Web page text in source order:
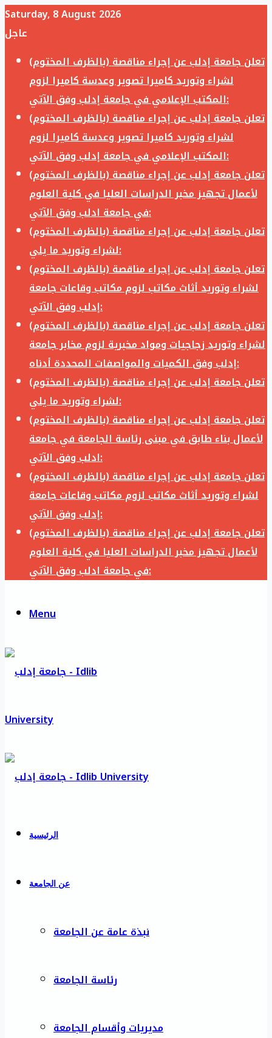
Saturday, 8 August 2026
عاجل
تعلن جامعة إدلب عن إجراء مناقصة (بالظرف المختوم)
لشراء وتوريد كاميرا تصوير وعدسة كاميرا لزوم
المكتب الإعلامي في جامعة إدلب وفق الآتي:
تعلن جامعة إدلب عن إجراء مناقصة (بالظرف المختوم)
لشراء وتوريد كاميرا تصوير وعدسة كاميرا لزوم
المكتب الإعلامي في جامعة إدلب وفق الآتي:
تعلن جامعة إدلب عن إجراء مناقصة (بالظرف المختوم)
لأعمال تجهيز مخبر الدراسات العليا في كلية العلوم
في جامعة ادلب وفق الآتي:
تعلن جامعة إدلب عن إجراء مناقصة (بالظرف المختوم)
لشراء وتوريد ما يلي:
تعلن جامعة إدلب عن إجراء مناقصة (بالظرف المختوم)
لشراء وتوريد أثاث مكاتب لزوم مكاتب وقاعات جامعة
إدلب وفق الآتي:
تعلن جامعة إدلب عن إجراء مناقصة (بالظرف المختوم)
لشراء وتوريد زجاجيات ومواد مخبرية لزوم مخابر جامعة
إدلب وفق الكميات والمواصفات المحددة أدناه:
تعلن جامعة إدلب عن إجراء مناقصة (بالظرف المختوم)
لشراء وتوريد ما يلي:
تعلن جامعة إدلب عن إجراء مناقصة (بالظرف المختوم)
لأعمال بناء طابق في مبنى رئاسة الجامعة في جامعة
ادلب وفق الآتي:
تعلن جامعة إدلب عن إجراء مناقصة (بالظرف المختوم)
لشراء وتوريد أثاث مكاتب لزوم مكاتب وقاعات جامعة
إدلب وفق الآتي:
تعلن جامعة إدلب عن إجراء مناقصة (بالظرف المختوم)
لأعمال تجهيز مخبر الدراسات العليا في كلية العلوم
في جامعة ادلب وفق الآتي:
Menu
الرئيسية
عن الجامعة
نبذة عامة عن الجامعة
رئاسة الجامعة
مديريات وأقسام الجامعة